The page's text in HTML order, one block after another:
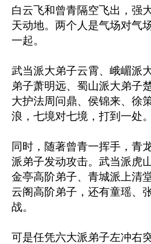
白云飞和曾青隔空飞出，强
天动地。两个人是气场对气
一起。
武当派大弟子云霄、峨嵋派
弟子萧明远、蜀山派大弟子
大护法周问鼎、侯锦来、徐
浪，七境对七境，打到一处。
同时，随著曾青一挥手，青
派弟子发动攻击。武当派虎
金亭高阶弟子、青城派上清
云阁高阶弟子，还有童瑶、
战。
可是任凭六大派弟子左冲右